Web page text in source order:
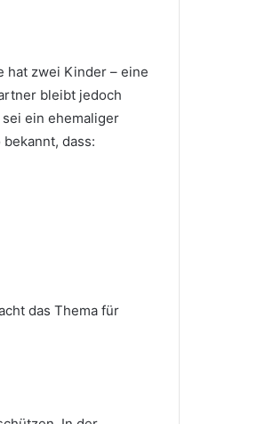
hat zwei Kinder – eine
bleibt jedoch
ein ehemaliger
dass:
das Thema für